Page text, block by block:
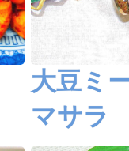
大豆ミ
マサラ